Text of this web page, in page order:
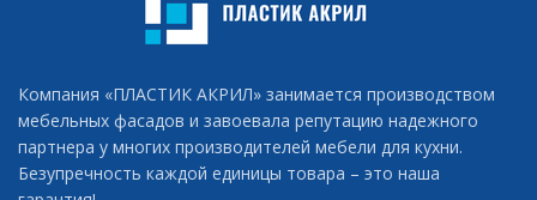
Компания «ПЛАСТИК АКРИЛ» занимается производством
мебельных фасадов и завоевала репутацию надежного
партнера у многих производителей мебели для кухни.
Безупречность каждой единицы товара – это наша